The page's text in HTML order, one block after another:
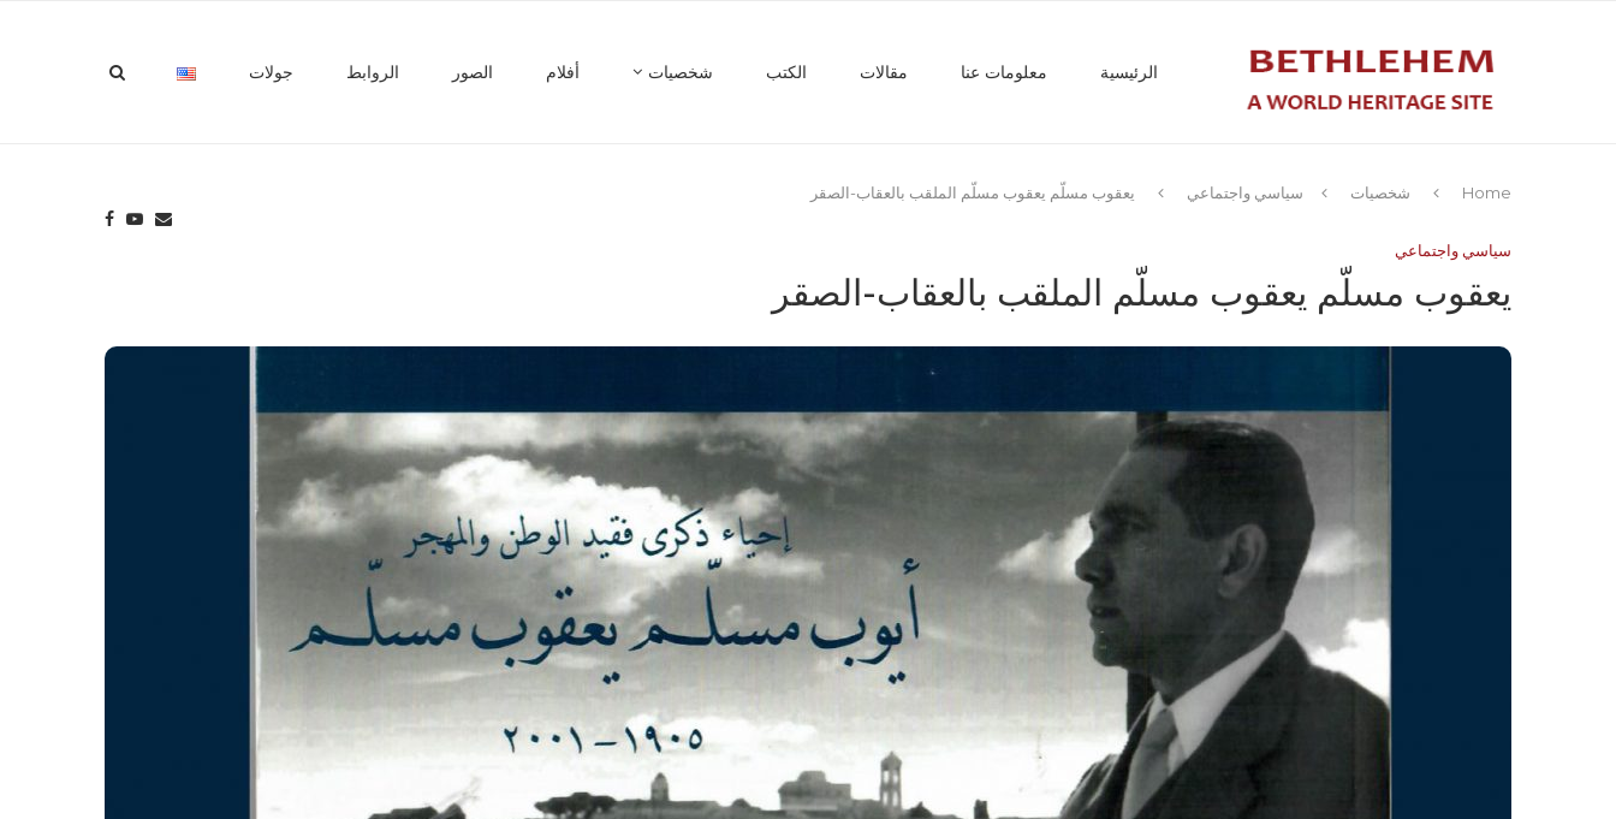
الرئيسية معلومات عنا مقالات الكتب شخصيات أفلام الصور الروابط جولات
Home شخصيات سياسي واجتماعي يعقوب مسلّم يعقوب مسلّم الملقب بالعقاب-الصقر
سياسي واجتماعي
يعقوب مسلّم يعقوب مسلّم الملقب بالعقاب-الصقر